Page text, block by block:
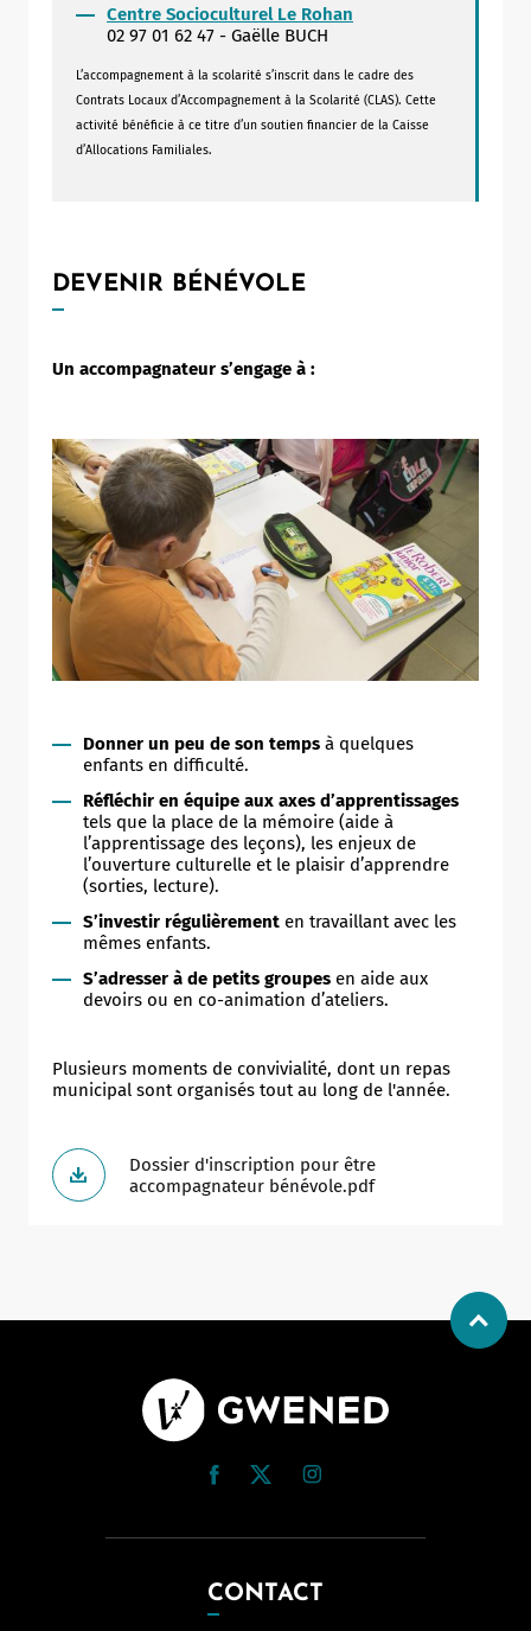
Centre Socioculturel Le Rohan
02 97 01 62 47 - Gaëlle BUCH
L’accompagnement à la scolarité s’inscrit dans le cadre des
Contrats Locaux d’Accompagnement à la Scolarité (CLAS). Cette
activité bénéficie à ce titre d’un soutien financier de la Caisse
d’Allocations Familiales.
DEVENIR BÉNÉVOLE
Un accompagnateur s’engage à :
Donner un peu de son temps à quelques
enfants en difficulté.
Réfléchir en équipe aux axes d’apprentissages
tels que la place de la mémoire (aide à
l’apprentissage des leçons), les enjeux de
l’ouverture culturelle et le plaisir d’apprendre
(sorties, lecture).
S’investir régulièrement en travaillant avec les
mêmes enfants.
S’adresser à de petits groupes en aide aux
devoirs ou en co-animation d’ateliers.
Plusieurs moments de convivialité, dont un repas
municipal sont organisés tout au long de l'année.
Dossier d'inscription pour être
accompagnateur bénévole.pdf
CONTACT